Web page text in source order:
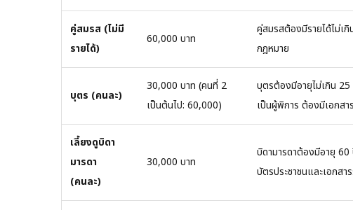
คู่สมรส (ไม่มี
รายได้)
60,000 บาท
คู่สมรสต้องมีรายได้ไม่เ
กฎหมาย
บุตร (คนละ)
30,000 บาท (คนที่ 2
เป็นต้นไป: 60,000)
บุตรต้องมีอายุไม่เกิน
เป็นผู้พิการ ต้องมีเอกส
เลี้ยงดูบิดา
มารดา
(คนละ)
30,000 บาท
บิดามารดาต้องมีอายุ
บัตรประชาชนและเอกสา